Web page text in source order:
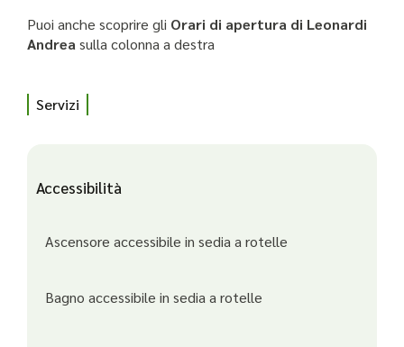
Puoi anche scoprire gli Orari di apertura di Leonardi
Andrea sulla colonna a destra
Servizi
Accessibilità
Ascensore accessibile in sedia a rotelle
Bagno accessibile in sedia a rotelle